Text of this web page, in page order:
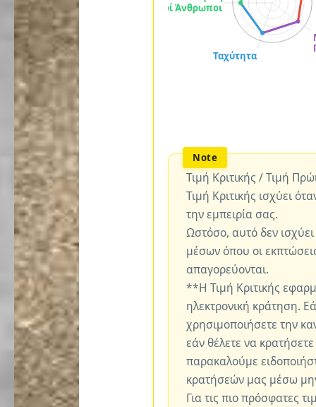
Τιμή Κριτικής / Τιμή
Τιμή Κριτικής ισχύει
την εμπειρία σας.
Ωστόσο, αυτό δεν
μέσων όπου οι
απαγορεύονται.
**Η Τιμή Κριτικής
ηλεκτρονική κράτηση.
χρησιμοποιήσετε την
εάν θέλετε να
παρακαλούμε
κρατήσεών μας μέσω
Για τις πιο πρόσφατες